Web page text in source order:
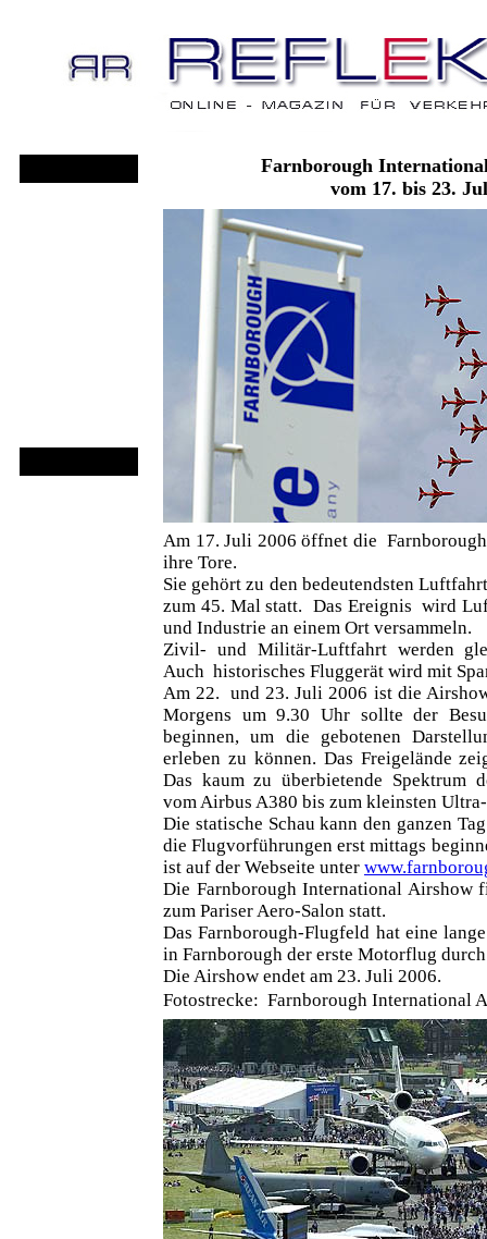
Farnborough
vom 17. bis 23.
Am 17. Juli 2006 öffnet die
ihre Tore.
Sie gehört zu den bedeutendsten
zum 45. Mal statt. Das Ereignis wird
und Industrie an einem Ort versammeln.
Zivil- und Militär-Luftfahrt werden
Auch historisches Fluggerät wird mit
Am 22. und 23. Juli 2006 ist die
Morgens um 9.30 Uhr sollte der
beginnen, um die gebotenen
erleben zu können. Das Freigelände
Das kaum zu überbietende Spektrum
vom Airbus A380 bis zum kleinsten
Die statische Schau kann den ganzen
die Flugvorführungen erst mittags
ist auf der Webseite unter
Die Farnborough International Airshow
zum Pariser Aero-Salon statt.
Das Farnborough-Flugfeld hat eine
in Farnborough der erste Motorflug
Die Airshow endet am 23. Juli 2006.
Fotostrecke: Farnborough International